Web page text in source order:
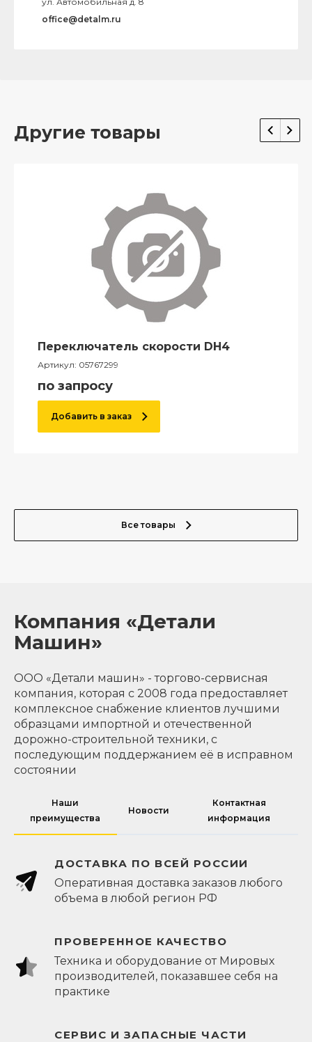
office@detalm.ru
Другие товары
Переключатель скорости DH4
Артикул: 05767299
по запросу
Добавить в заказ
Все товары
Компания «Детали
Машин»
ООО «Детали машин» - торгово-сервисная
компания, которая с 2008 года предоставляет
комплексное снабжение клиентов лучшими
образцами импортной и отечественной
дорожно-строительной техники, с
последующим поддержанием её в исправном
состоянии
Наши
преимущества
Новости
Контактная
информация
ДОСТАВКА ПО ВСЕЙ РОССИИ
Оперативная доставка заказов любого
объема в любой регион РФ
ПРОВЕРЕННОЕ КАЧЕСТВО
Техника и оборудование от Мировых
производителей, показавшее себя на
практике
СЕРВИС И ЗАПАСНЫЕ ЧАСТИ